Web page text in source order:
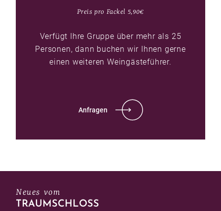
Preis pro Fackel 5,90€
Verfügt Ihre Gruppe über mehr als 25
Personen, dann buchen wir Ihnen gerne
einen weiteren Weingästeführer.
Anfragen
Neues vom
TRAUMSCHLOSS